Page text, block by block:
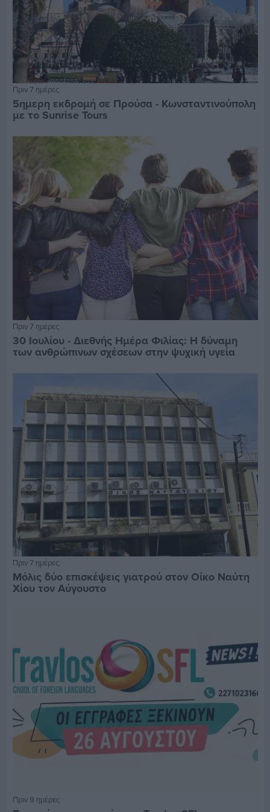
Πριν 7 ημέρες
5ημερη εκδρομή σε Προύσα - Κωνσταντινούπολη
με το Sunrise Tours
Πριν 7 ημέρες
30 Ιουλίου - Διεθνής Ημέρα Φιλίας: Η δύναμη
των ανθρώπινων σχέσεων στην ψυχική υγεία
Πριν 7 ημέρες
Μόλις δύο επισκέψεις γιατρού στον Οίκο Ναύτη
Χίου τον Αύγουστο
Πριν 9 ημέρες